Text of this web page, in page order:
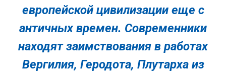
европейской цивилизации еще с
античных времен. Современники
находят заимствования в работах
Вергилия, Геродота, Плутарха из